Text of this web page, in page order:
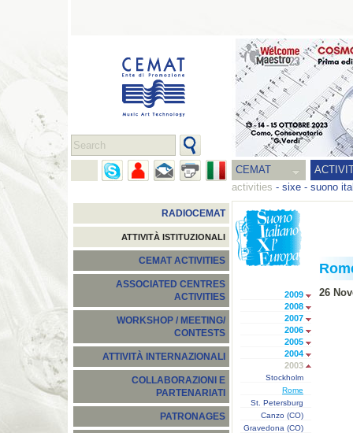
CEMAT
activities - sixe - suono
RADIOCEMAT
ATTIVITÀ ISTITUZIONALI
CEMAT ACTIVITIES
ASSOCIATED CENTRES
ACTIVITIES
WORKSHOP / MEETING/
CONTESTS
ATTIVITÀ INTERNAZIONALI
COLLABORAZIONI E
PARTENARIATI
PATRONAGES
2009
2008
2007
2006
2005
2004
2003
Stockholm
Rome
St. Petersburg
Canzo (CO)
Gravedona (CO)
26